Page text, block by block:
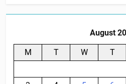
August
M T W T